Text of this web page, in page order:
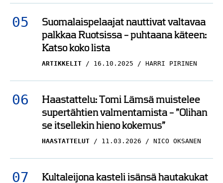
Suomalaispelaajat nauttivat valtavaa
palkkaa Ruotsissa – puhtaana käteen:
Katso koko lista
ARTIKKELIT 16.10.2025 HARRI PIRINEN
Haastattelu: Tomi Lämsä muistelee
supertähtien valmentamista – ”Olihan
se itsellekin hieno kokemus”
HAASTATTELUT 11.03.2026 NICO OKSANEN
Kultaleijona kasteli isänsä hautakukat